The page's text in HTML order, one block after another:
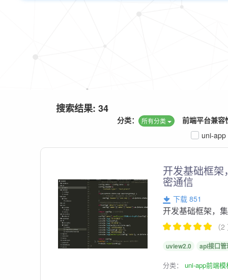
搜索结果: 34
前端平台兼容
分类： 所有分类
uni-app
开发基础框架
密通信
下载 851
开发基础框架，
（
uview2.0 api接口管
分类：uni-app前端模